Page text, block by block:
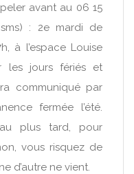
avant au 06 15
: 2e mardi de
à l’espace Louise
les jours fériés et
communiqué par
fermée l’été.
plus tard, pour
vous risquez de
d’autre ne vient.